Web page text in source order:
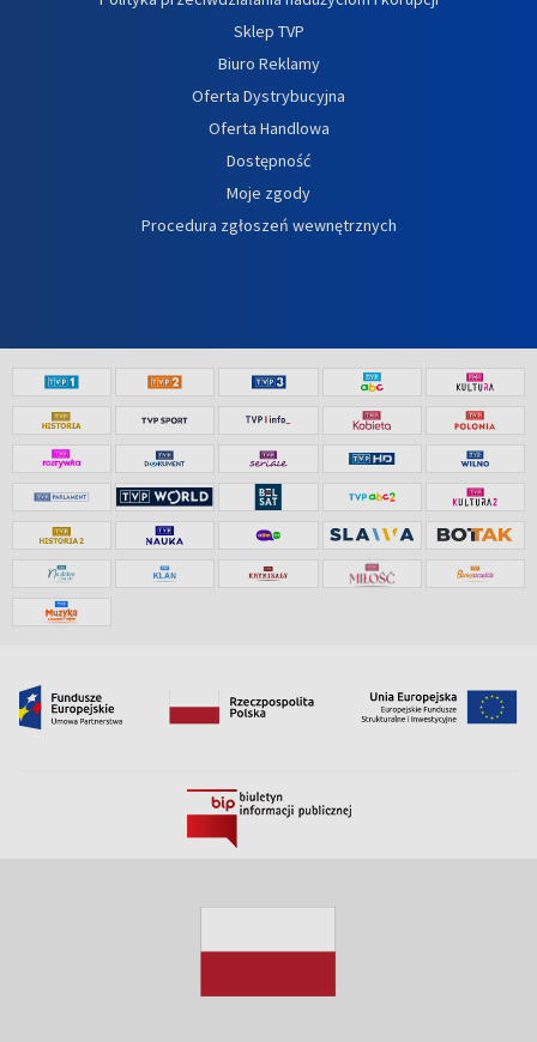
Sklep TVP
Biuro Reklamy
Oferta Dystrybucyjna
Oferta Handlowa
Dostępność
Moje zgody
Procedura zgłoszeń wewnętrznych